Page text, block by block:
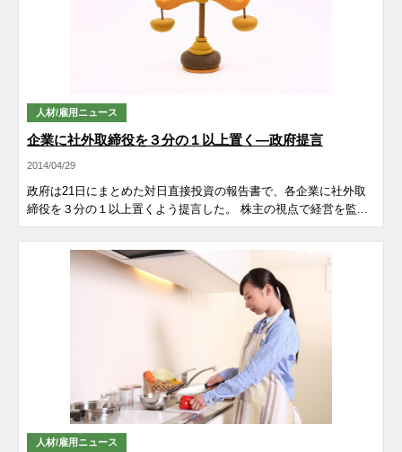
人材/雇用ニュース
企業に社外取締役を３分の１以上置く―政府提言
2014/04/29
政府は21日にまとめた対日直接投資の報告書で、各企業に社外取
締役を３分の１以上置くよう提言した。 株主の視点で経営を監...
人材/雇用ニュース